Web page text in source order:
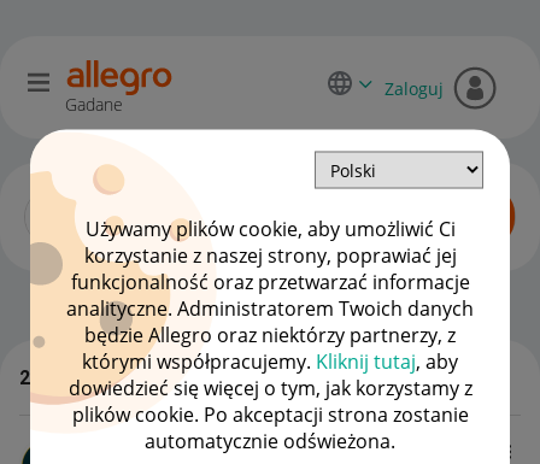
Używamy plików cookie, aby umożliwić Ci
korzystanie z naszej strony, poprawiać jej
funkcjonalność oraz przetwarzać informacje
analityczne. Administratorem Twoich danych
będzie Allegro oraz niektórzy partnerzy, z
którymi współpracujemy. Kliknij tutaj, aby
dowiedzieć się więcej o tym, jak korzystamy z
plików cookie. Po akceptacji strona zostanie
automatycznie odświeżona.
Gadane
Zaloguj
Dyskusje kupujących OPCJE
WSZYSTKIE TEMATY
29 815 odpowiedzi
Olszak86